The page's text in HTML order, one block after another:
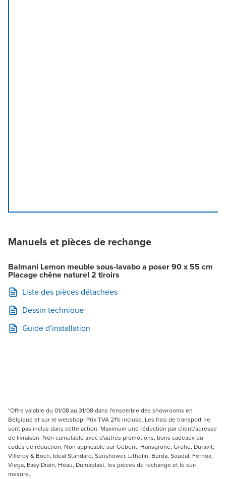
Manuels et pièces de rechange
Balmani Lemon meuble sous-lavabo a poser 90 x 55 cm
Placage chêne naturel 2 tiroirs
Liste des pièces détachées
Dessin technique
Guide d’installation
*Offre valable du 01/08 au 31/08 dans l'ensemble des showrooms en
Belgique et sur le webshop. Prix TVA 21% incluse. Les frais de transport ne
sont pas inclus dans cette action. Maximum une réduction par client/adresse
de livraison. Non cumulable avec d'autres promotions, bons cadeaux ou
codes de réduction. Non applicable sur Geberit, Hansgrohe, Grohe, Duravit,
Villeroy & Boch, Ideal Standard, Sunshower, Lithofin, Burda, Soudal, Fernox,
Viega, Easy Drain, Heau, Dumaplast, les pièces de rechange et le sur-
mesure.